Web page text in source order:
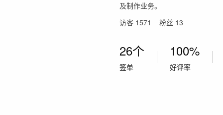
及制作业务。
访客 1571 粉丝 13
26个
签单
100%
好评率